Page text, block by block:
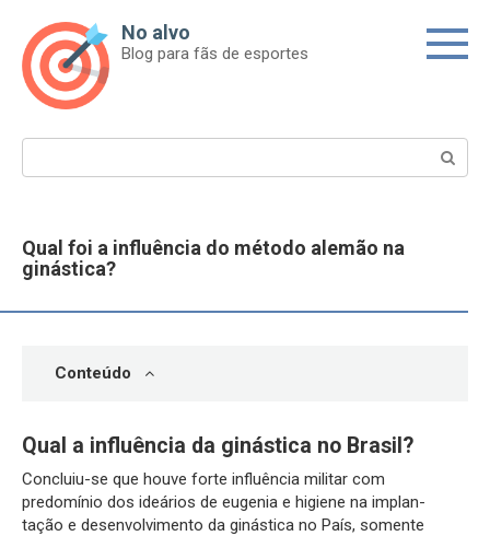
content
No alvo
Blog para fãs de esportes
Qual foi a influência do método alemão na
ginástica?
Conteúdo
Qual a influência da ginástica no Brasil?
Concluiu-se que houve forte influência militar com
predomínio dos ideários de eugenia e higiene na implan-
tação e desenvolvimento da ginástica no País, somente